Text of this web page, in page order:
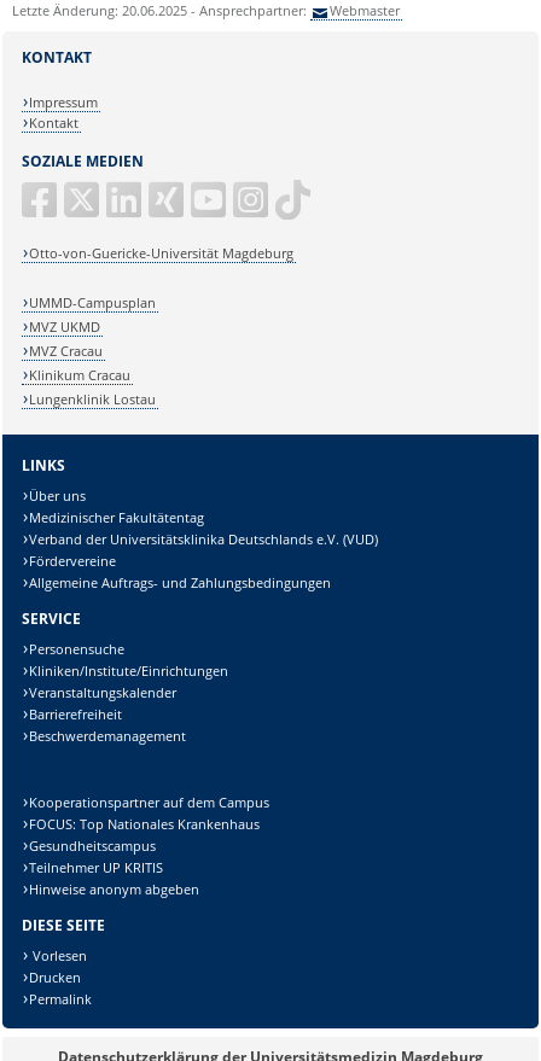
Letzte Änderung: 20.06.2025 - Ansprechpartner: Webmaster
SOZIALE MEDIEN
Otto-von-Guericke-Universität Magdeburg
KONTAKT
Impressum
Kontakt
UMMD-Campusplan
MVZ UKMD
MVZ Cracau
Klinikum Cracau
Lungenklinik Lostau
LINKS
Über uns
Medizinischer Fakultätentag
Verband der Universitätsklinika Deutschlands e.V. (VUD)
Fördervereine
Allgemeine Auftrags- und Zahlungsbedingungen
SERVICE
Personensuche
Kliniken/Institute/Einrichtungen
Veranstaltungskalender
Barrierefreiheit
Beschwerdemanagement
Kooperationspartner auf dem Campus
FOCUS: Top Nationales Krankenhaus
Gesundheitscampus
Teilnehmer UP KRITIS
Hinweise anonym abgeben
DIESE SEITE
Vorlesen
Drucken
Permalink
Datenschutzerklärung der Universitätsmedizin Magdeburg